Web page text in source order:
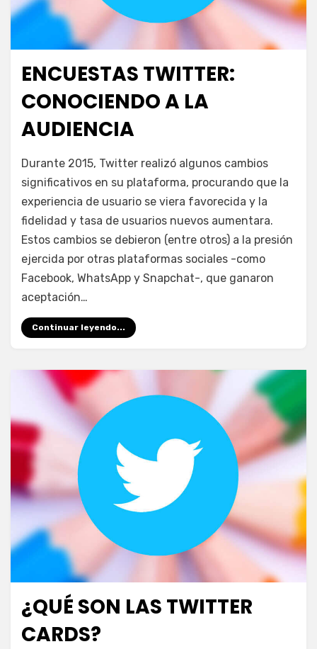
Publicada
el
abril 7, 2016
Escuela de Social Media
ENCUESTAS TWITTER:
CONOCIENDO A LA
AUDIENCIA
juancadotcom
Deja un comentarioen
Twitter:
conociendo
a
la
Durante 2015, Twitter realizó algunos cambios
significativos en su plataforma, procurando que la
experiencia de usuario se viera favorecida y la
fidelidad y tasa de usuarios nuevos aumentara.
Estos cambios se debieron (entre otros) a la presión
ejercida por otras plataformas sociales -como
Facebook, WhatsApp y Snapchat-, que ganaron
aceptación…
Continuar leyendo...
Publicada
el
junio 9, 2015
Escuela de Social Media
¿QUÉ SON LAS TWITTER
CARDS?